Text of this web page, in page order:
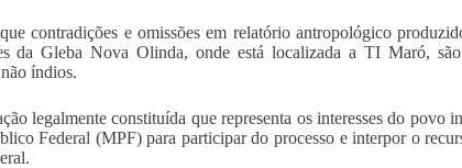
contradições e omissões em relatório antropológico
da Gleba Nova Olinda, onde está localizada a TI Maró,
índios.
legalmente constituída que representa os interesses do povo
Federal (MPF) para participar do processo e interpor o